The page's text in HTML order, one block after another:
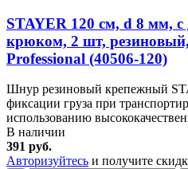
STAYER 120 см, d 8 мм,
крюком, 2 шт,
Professional (40506-120)
Шнур резиновый крепежный
фиксации груза при
использованию
В наличии
391 руб.
Авторизуйтесь и получите